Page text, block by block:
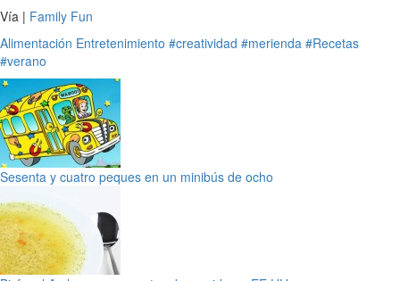
Vía | Family Fun
Alimentación Entretenimiento #creatividad #merienda #Recetas
#verano
Sesenta y cuatro peques en un minibús de ocho